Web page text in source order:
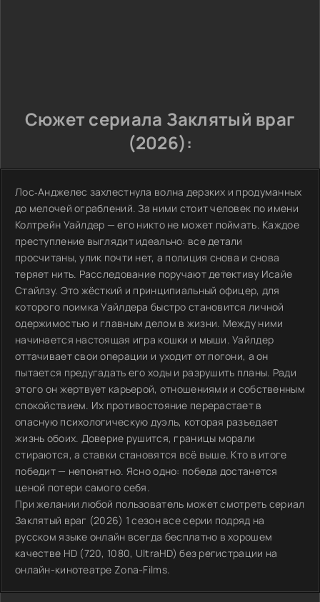
Сюжет сериала Заклятый враг
(2026):
Лос‑Анджелес захлестнула волна дерзких и продуманных
до мелочей ограблений. За ними стоит человек по имени
Колтрейн Уайлдер — его никто не может поймать. Каждое
преступление выглядит идеально: все детали
просчитаны, улик почти нет, а полиция снова и снова
теряет нить. Расследование поручают детективу Исайе
Стайлзу. Это жёсткий и принципиальный офицер, для
которого поимка Уайлдера быстро становится личной
одержимостью и главным делом в жизни. Между ними
начинается настоящая игра кошки и мыши. Уайлдер
оттачивает свои операции и уходит от погони, а он
пытается предугадать его ходы и разрушить планы. Ради
этого он жертвует карьерой, отношениями и собственным
спокойствием. Их противостояние перерастает в
опасную психологическую дуэль, которая разъедает
жизнь обоих. Доверие рушится, границы морали
стираются, а ставки становятся всё выше. Кто в итоге
победит — непонятно. Ясно одно: победа достанется
ценой потери самого себя.
При желании любой пользователь может смотреть сериал
Заклятый враг (2026) 1 сезон все серии подряд на
русском языке онлайн всегда бесплатно в хорошем
качестве HD (720, 1080, UltraHD) без регистрации на
онлайн-кинотеатре Zona-Films.